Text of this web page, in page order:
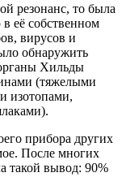
резонанс, то была
её собственном
вирусов и
обнаружить
Хильды
(тяжелыми
изотопами,
прибора других
После многих
такой вывод: 90%